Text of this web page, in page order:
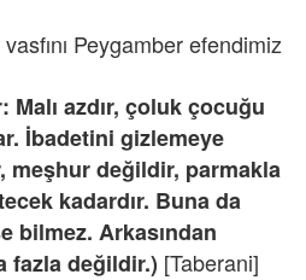
Peygamber efendimiz
azdır, çoluk çocuğu
İbadetini gizlemeye
meşhur değildir, parmakla
kadardır. Buna da
bilmez. Arkasından
fazla değildir.) [Taberani]